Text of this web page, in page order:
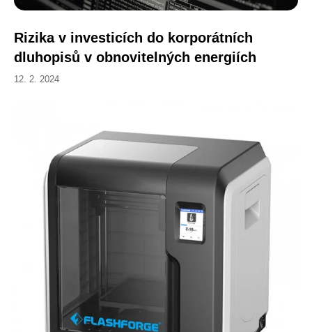
Rizika v investicích do korporátních
dluhopisů v obnovitelných energiích
12. 2. 2024